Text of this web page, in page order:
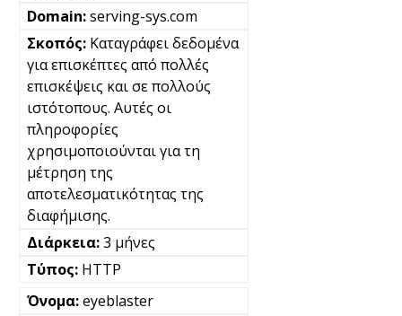
serving-sys.com
Καταγράφει δεδομένα
για επισκέπτες από πολλές
επισκέψεις και σε πολλούς
ιστότοπους. Αυτές οι
πληροφορίες
χρησιμοποιούνται για τη
μέτρηση της
αποτελεσματικότητας της
διαφήμισης.
3 μήνες
HTTP
eyeblaster